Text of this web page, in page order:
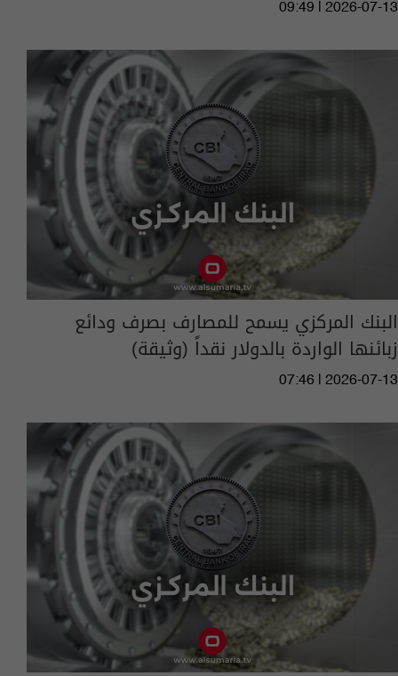
09:49 | 2026-07-13
البنك المركزي يسمح للمصارف بصرف ودائع
زبائنها الواردة بالدولار نقداً (وثيقة)
07:46 | 2026-07-13